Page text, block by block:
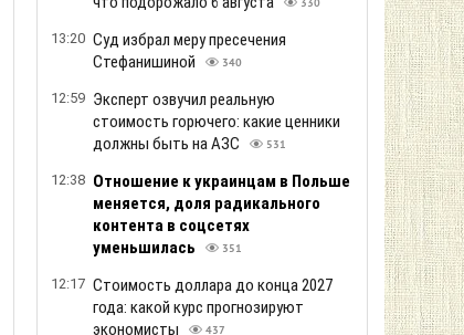
330
13:20 Суд избрал меру пресечения
Стефанишиной
340
12:59 Эксперт озвучил реальную
стоимость горючего: какие ценники
должны быть на АЗС
531
12:38 Отношение к украинцам в Польше
меняется, доля радикального
контента в соцсетях
уменьшилась
351
12:17 Стоимость доллара до конца 2027
года: какой курс прогнозируют
экономисты
437